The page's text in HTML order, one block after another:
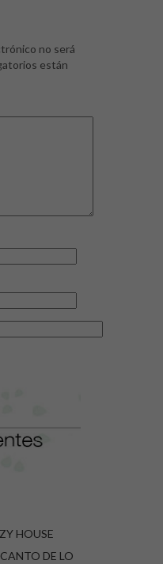
no será
están
HOUSE
DE LO